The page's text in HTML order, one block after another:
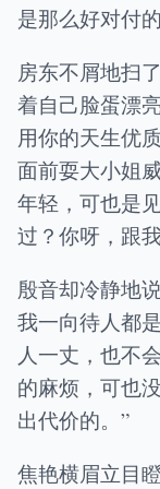
是那么好对付
房东不屑地扫
着自己脸蛋漂
用你的天生优
面前耍大小姐
年轻，可也是
过？你呀，跟
殷音却冷静地
我一向待人都
人一丈，也不
的麻烦，可也
出代价的。”
焦艳横眉立目